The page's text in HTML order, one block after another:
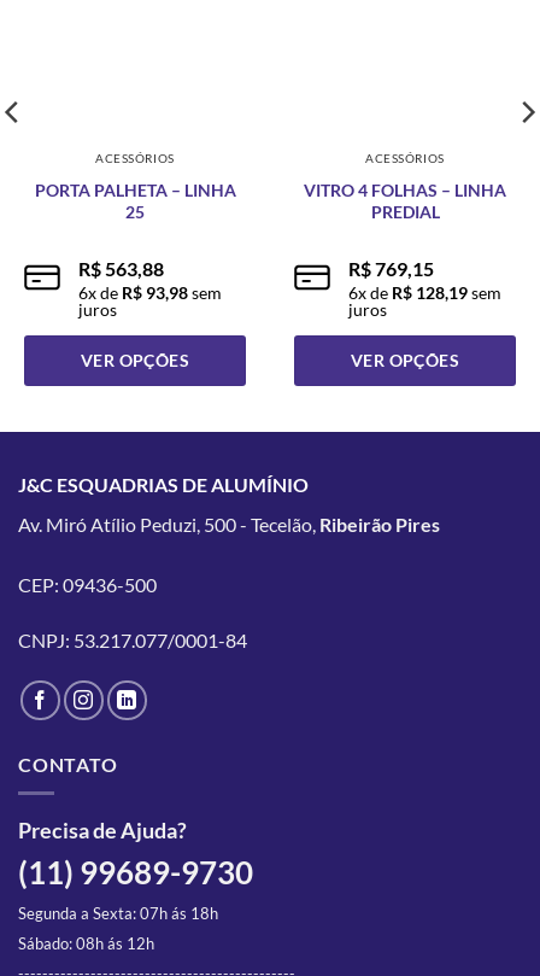
ACESSÓRIOS
PORTA PALHETA – LINHA
25
R$563,88
6x de R$93,98sem
juros
VER OPÇÕES
variantes.
As
na
do
ACESSÓRIOS
VITRO 4 FOLHAS – LINHA
PREDIAL
R$769,15
6x de R$128,19sem
juros
VER OPÇÕES
As
J&C ESQUADRIAS DE ALUMÍNIO
Av. Miró Atílio Peduzi, 500 - Tecelão, Ribeirão Pires
CEP: 09436-500
CNPJ: 53.217.077/0001-84
CONTATO
Precisa de Ajuda?
(11) 99689-9730
Segunda a Sexta: 07h ás 18h
Sábado: 08h ás 12h